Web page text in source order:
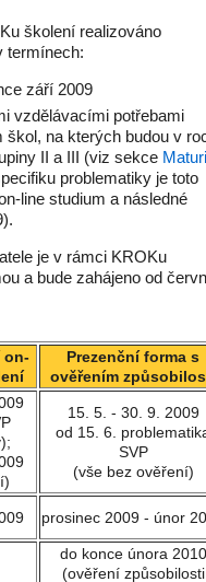
školení realizováno
termínech:
září 2009
vzdělávacími potřebami
škol, na kterých budou v
II a III (viz sekce
problematiky je toto
line studium a následné
je v rámci KROKu
a bude zahájeno od
on-
Prezenční forma s
ověřením
15. 5. - 30. 9. 2009
od 15. 6.
SVP
(vše bez ověření)
prosinec 2009 - únor
do konce února 2010
(ověření způsobilosti